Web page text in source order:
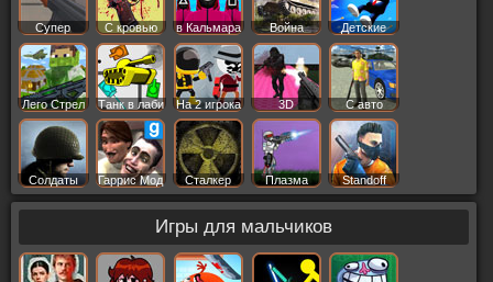
Супер С кровью в Кальмара Война Детские
Лего Стрел Танк в лаби На 2 игрока 3D С авто
Солдаты Гаррис Мод Сталкер Плазма Standoff
Игры для мальчиков